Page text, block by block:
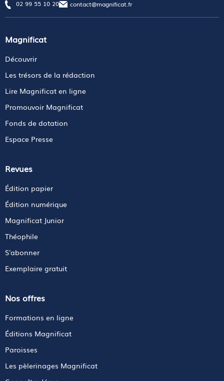
02 99 55 10 20 contact@magnificat.fr
Magnificat
Découvrir
Les trésors de la rédaction
Lire Magnificat en ligne
Promouvoir Magnificat
Fonds de dotation
Espace Presse
Revues
Édition papier
Édition numérique
Magnificat Junior
Théophile
S'abonner
Exemplaire gratuit
Nos offres
Formations en ligne
Éditions Magnificat
Paroisses
Les pèlerinages Magnificat